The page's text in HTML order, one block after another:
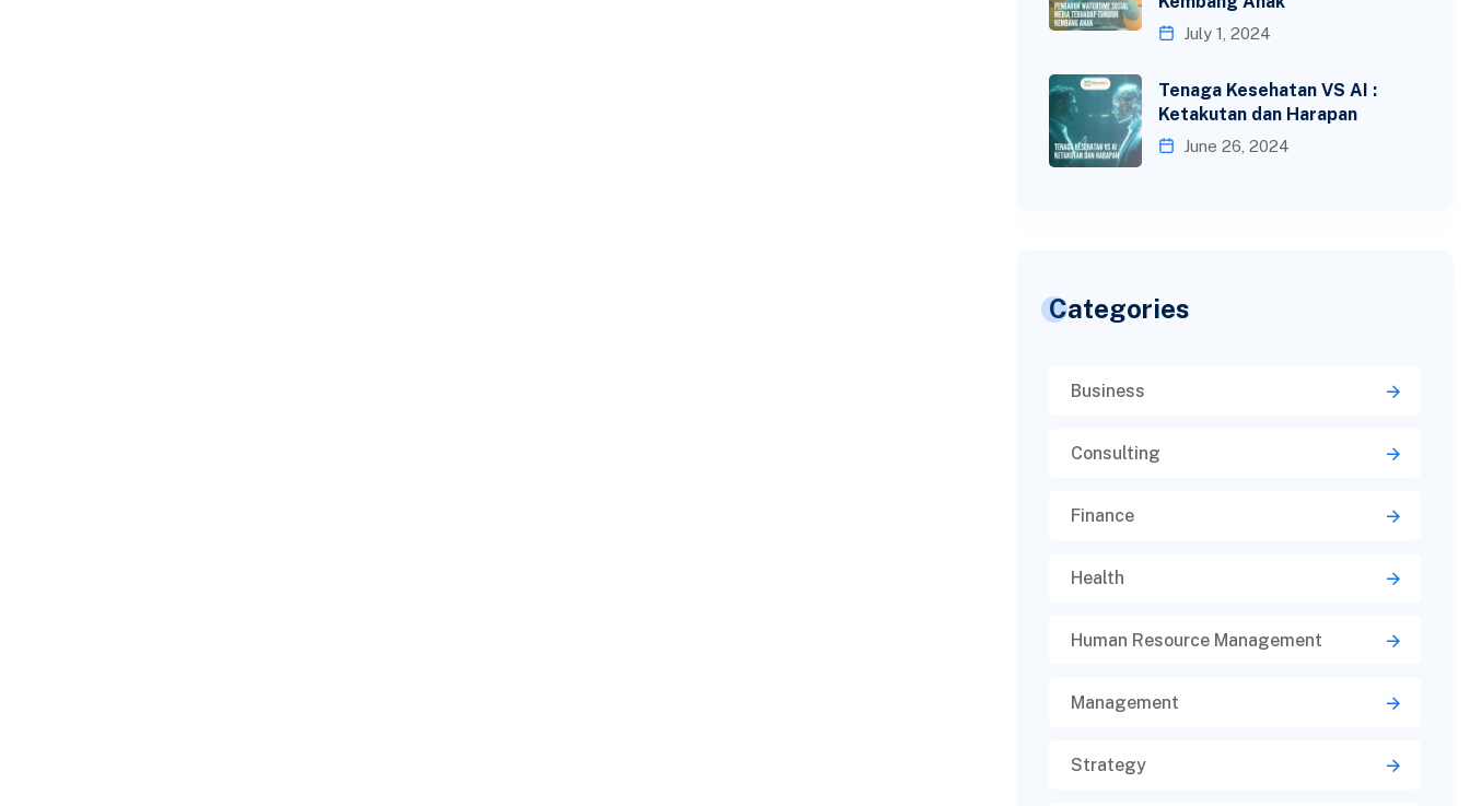
July 1, 2024
Tenaga Kesehatan VS AI :
Ketakutan dan Harapan
June 26, 2024
Categories
Business
Consulting
Finance
Health
Human Resource Management
Management
Strategy